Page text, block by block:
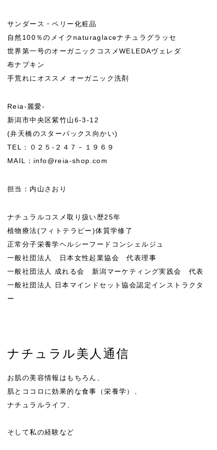
サンダース・ペリー化粧品
自然100％のメイクnaturaglaceナチュラグラッセ
世界第一号のオーガニックコスメWELEDAヴェレダ
布ナプキン
手荒れにオススメ オーガニック洗剤
Reia-麗愛-
新潟市中央区紫竹山6-3-12
(弁天橋のスターバックス向かい)
TEL：０２５-２４７－１９６９
MAIL：info@reia-shop.com
担当：内山さおり
ナチュラルコスメ取り扱い歴25年
植物療法(フィトテラピー)体質学修了
正常分子栄養学ヘルシーフードコンシェルジュ
一般社団法人 日本女性起業協会 代表理事
一般社団法人 成れる会 新潟マーケティング実践会 代表
一般社団法人 日本マインドセット協会認定インストラクタ
ー
ナチュラル美人通信
お肌の美容情報はもちろん、
肌とココロに効果的な食事（栄養学）、
ナチュラルライフ、
そして私の経験など